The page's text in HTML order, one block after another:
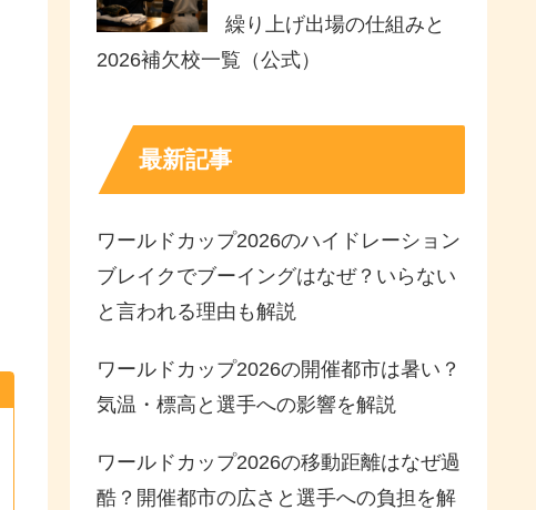
繰り上げ出場の仕組みと
2026補欠校一覧（公式）
最新記事
ワールドカップ2026のハイドレーション
ブレイクでブーイングはなぜ？いらない
と言われる理由も解説
ワールドカップ2026の開催都市は暑い？
気温・標高と選手への影響を解説
ワールドカップ2026の移動距離はなぜ過
酷？開催都市の広さと選手への負担を解